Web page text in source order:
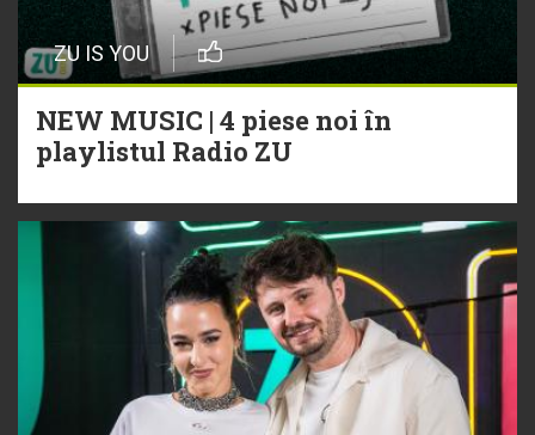
ZU IS YOU
NEW MUSIC | 4 piese noi în
playlistul Radio ZU